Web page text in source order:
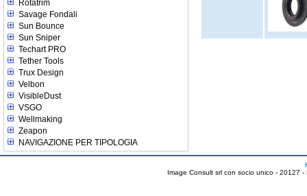
Rotatrim
Savage Fondali
Sun Bounce
Sun Sniper
Techart PRO
Tether Tools
Trux Design
Velbon
VisibleDust
VSGO
Wellmaking
Zeapon
NAVIGAZIONE PER TIPOLOGIA
Image Consult srl con socio unico - 20127